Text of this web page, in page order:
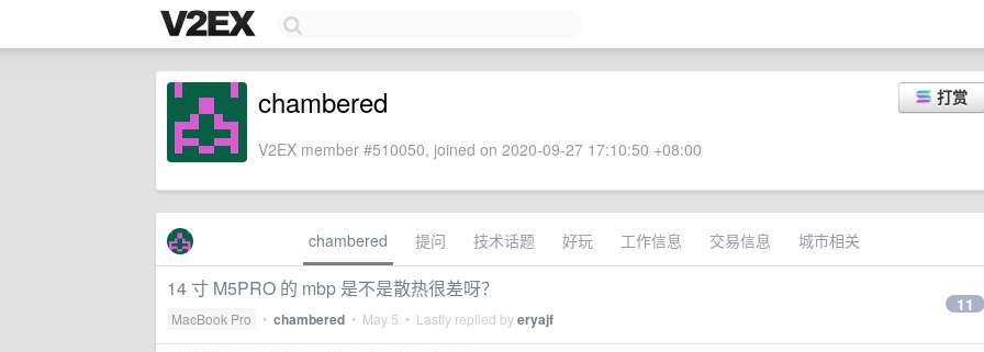
打赏
chambered
V2EX member #510050, joined on 2020-09-27 17:10:50 +08:00
chambered 提问 技术话题 好玩 工作信息 交易信息 城市相关
14 寸 M5PRO 的 mbp 是不是散热很差呀？
MacBook Pro • chambered • May 5 • Lastly replied byeryajf
11